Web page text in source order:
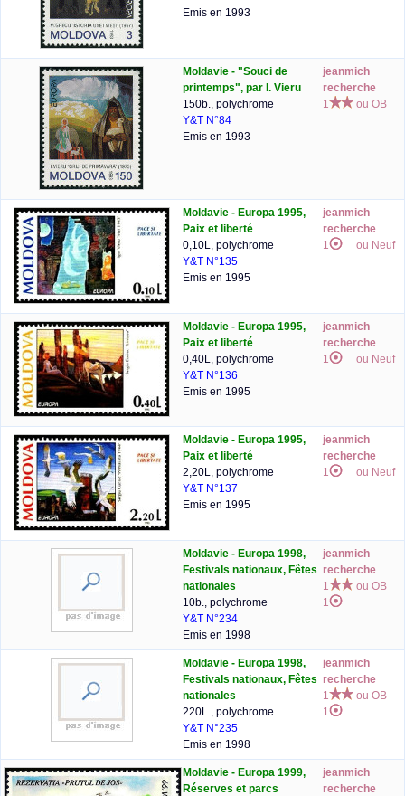
Emis en 1993
Moldavie - "Souci de
printemps", par I. Vieru
150b., polychrome
Y&T N°84
Emis en 1993
jeanmich
recherche
1
ou OB
Moldavie - Europa 1995,
Paix et liberté
0,10L, polychrome
Y&T N°135
Emis en 1995
jeanmich
recherche
1
ou Neuf
Moldavie - Europa 1995,
Paix et liberté
0,40L, polychrome
Y&T N°136
Emis en 1995
jeanmich
recherche
1
ou Neuf
Moldavie - Europa 1995,
Paix et liberté
2,20L, polychrome
Y&T N°137
Emis en 1995
jeanmich
recherche
1
ou Neuf
Moldavie - Europa 1998,
Festivals nationaux, Fêtes
nationales
10b., polychrome
Y&T N°234
Emis en 1998
jeanmich
recherche
1
ou OB
1
Moldavie - Europa 1998,
Festivals nationaux, Fêtes
nationales
220L., polychrome
Y&T N°235
Emis en 1998
jeanmich
recherche
1
ou OB
1
Moldavie - Europa 1999,
Réserves et parcs
jeanmich
recherche